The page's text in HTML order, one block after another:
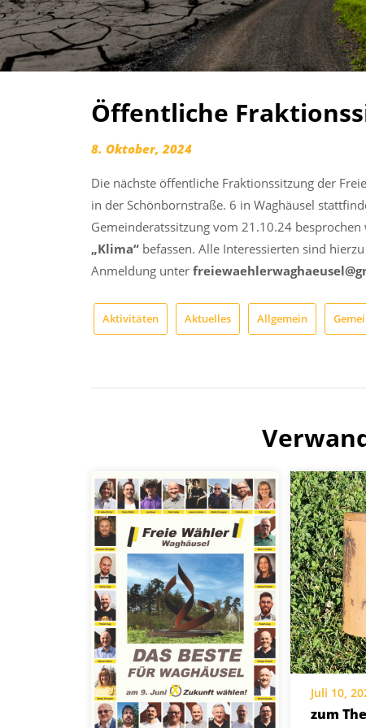
Öffentliche
8. Oktober, 2024
Die nächste öffentliche Fraktionssitzung der
in der Schönbornstraße. 6 in Waghäusel
Gemeinderatssitzung vom 21.10.24
„Klima“ befassen. Alle Interessierten sind
Anmeldung unter
Aktivitäten Aktuelles Allgemein
Juli 10,
zum